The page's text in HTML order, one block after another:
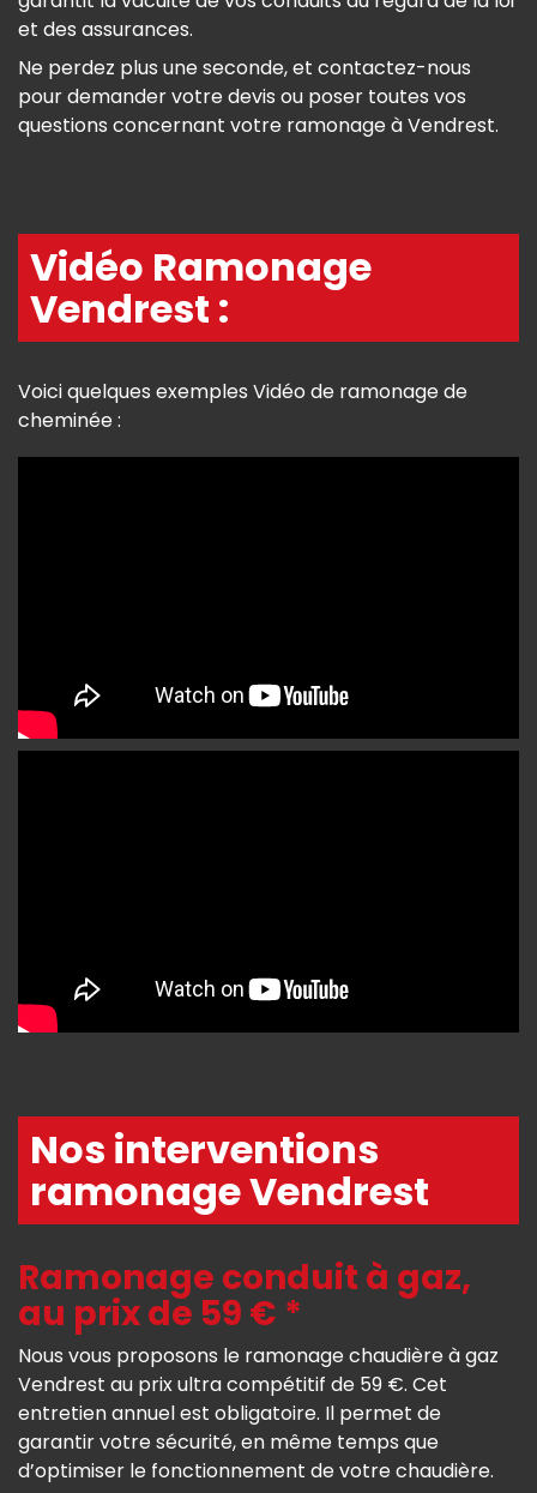
et des assurances.
Ne perdez plus une seconde, et contactez-nous
pour demander votre devis ou poser toutes vos
questions concernant votre ramonage à Vendrest.
Vidéo Ramonage
Vendrest :
Voici quelques exemples Vidéo de ramonage de
cheminée :
Nos interventions
ramonage Vendrest
Ramonage conduit à gaz,
au prix de 59 € *
Nous vous proposons le ramonage chaudière à gaz
Vendrest au prix ultra compétitif de 59 €. Cet
entretien annuel est obligatoire. Il permet de
garantir votre sécurité, en même temps que
d’optimiser le fonctionnement de votre chaudière.